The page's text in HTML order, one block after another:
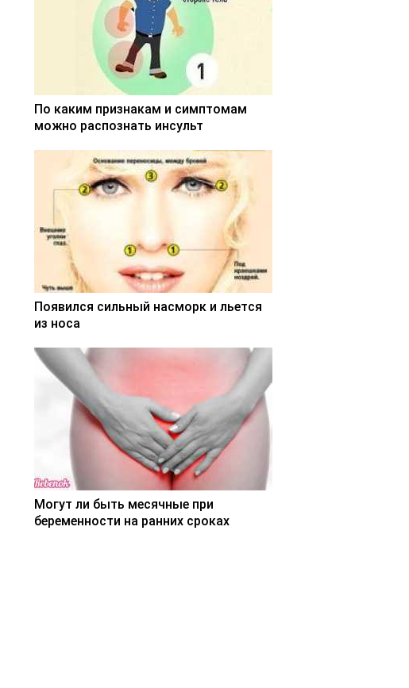
По каким признакам и симптомам
можно распознать инсульт
Появился сильный насморк и льется
из носа
Могут ли быть месячные при
беременности на ранних сроках